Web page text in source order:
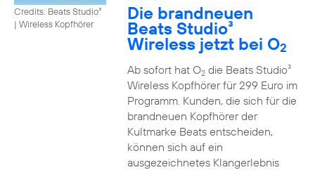
Credits: Beats Studio³
| Wireless Kopfhörer
Die brandneuen
Beats Studio³
Wireless jetzt bei O2
Ab sofort hat O2die Beats Studio³
Wireless Kopfhörer für 299 Euro im
Programm. Kunden, die sich für die
brandneuen Kopfhörer der
Kultmarke Beats entscheiden,
können sich auf ein
ausgezeichnetes Klangerlebnis